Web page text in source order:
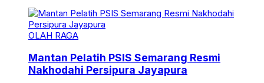
OLAH RAGA
Mantan Pelatih PSIS Semarang Resmi
Nakhodahi Persipura Jayapura